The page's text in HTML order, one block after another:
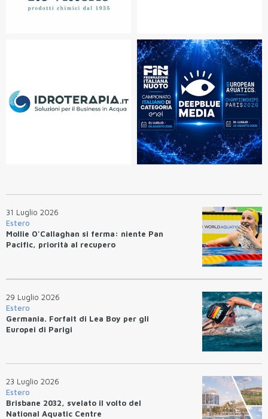
31 Luglio 2026
Estero
Mollie O'Callaghan si ferma: niente Pan
Pacific, priorità al recupero
29 Luglio 2026
Estero
Germania. Forfait di Lea Boy per gli
Europei di Parigi
23 Luglio 2026
Estero
Brisbane 2032, svelato il volto del
National Aquatic Centre